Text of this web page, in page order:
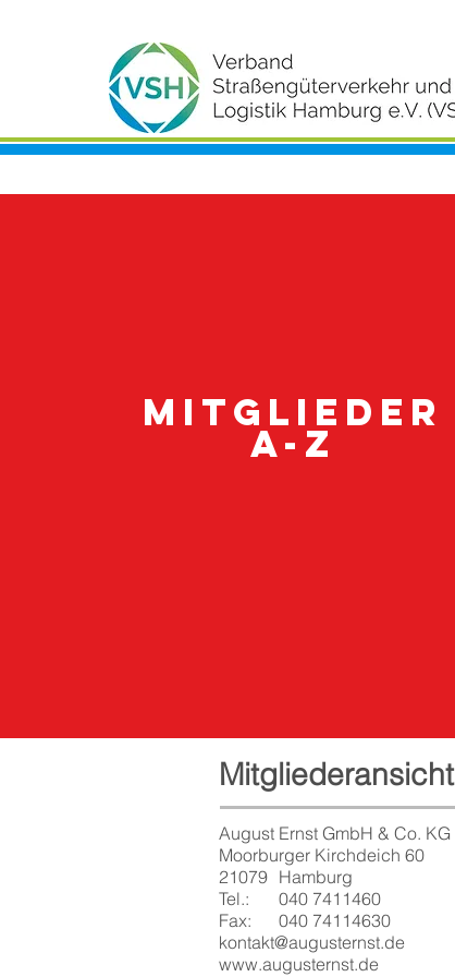
Mitglieder
A-Z
Mitgliederansicht
August Ernst GmbH & Co. KG
Moorburger Kirchdeich 60
21079 Hamburg
Tel.:
Fax:
040 7411460
040 74114630
kontakt@augusternst.de
www.augusternst.de